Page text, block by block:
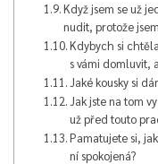
Když jsem se už
nudit, protože
Kdybych si
s vámi domluvit,
Jaké kousky si
Jak jste na tom
už před touto
Pamatujete si,
ní spokojená?